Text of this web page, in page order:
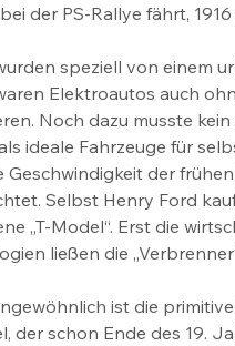
der PS-Rallye fährt,
speziell von einem
Elektroautos auch
Noch dazu musste
ideale Fahrzeuge für
Geschwindigkeit der
Selbst Henry Ford
„T-Model“. Erst die
ließen die
ist die
der schon Ende des 19.